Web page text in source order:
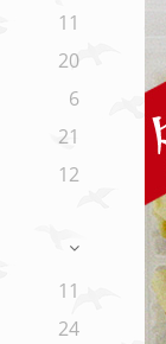
11
20
6
21
12
11
24